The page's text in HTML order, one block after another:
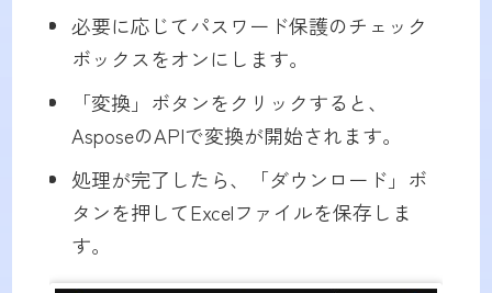
必要に応じてパスワード保護のチェック
ボックスをオンにします。
「変換」ボタンをクリックすると、
AsposeのAPIで変換が開始されます。
処理が完了したら、「ダウンロード」ボ
タンを押してExcelファイルを保存しま
す。